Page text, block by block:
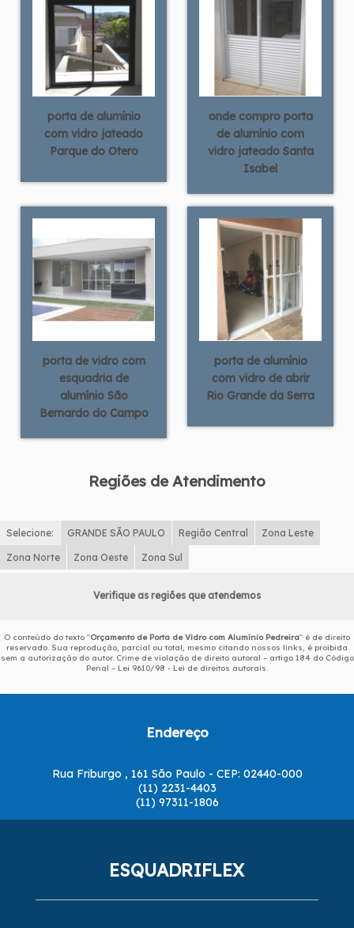
porta de alumínio
com vidro jateado
Parque do Otero
onde compro porta
de alumínio com
vidro jateado Santa
Isabel
porta de vidro com
esquadria de
alumínio São
Bernardo do Campo
porta de alumínio
com vidro de abrir
Rio Grande da Serra
Regiões de Atendimento
Selecione: GRANDE SÃO PAULO Região Central Zona Leste
Zona Norte Zona Oeste Zona Sul
Verifique as regiões que atendemos
O conteúdo do texto "Orçamento de Porta de Vidro com Alumínio Pedreira" é de direito
reservado. Sua reprodução, parcial ou total, mesmo citando nossos links, é proibida
sem a autorização do autor. Crime de violação de direito autoral – artigo 184 do Código
Penal – Lei 9610/98 - Lei de direitos autorais
Endereço
Rua Friburgo , 161 São Paulo - CEP: 02440-000
(11) 2231-4403
(11) 97311-1806
ESQUADRIFLEX